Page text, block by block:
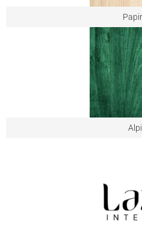
Alpi